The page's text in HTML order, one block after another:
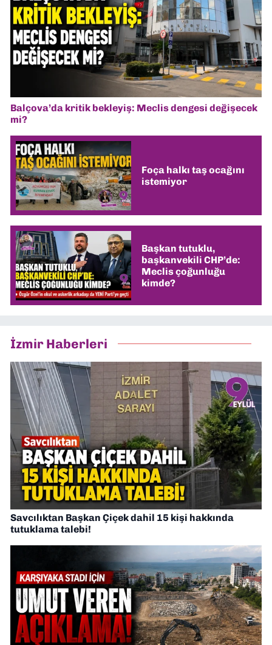
Balçova’da kritik bekleyiş: Meclis dengesi değişecek
mi?
Foça halkı taş ocağını
istemiyor
Başkan tutuklu,
başkanvekili CHP’de:
Meclis çoğunluğu
kimde?
İzmir Haberleri
Savcılıktan Başkan Çiçek dahil 15 kişi hakkında
tutuklama talebi!